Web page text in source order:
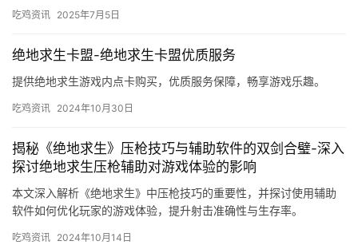
吃鸡资讯 2025年7月5日
绝地求生卡盟-绝地求生卡盟优质服务
提供绝地求生游戏内点卡购买，优质服务保障，畅享游戏乐趣。
吃鸡资讯 2024年10月30日
揭秘《绝地求生》压枪技巧与辅助软件的双剑合璧-深入
探讨绝地求生压枪辅助对游戏体验的影响
本文深入解析《绝地求生》中压枪技巧的重要性，并探讨使用辅助
软件如何优化玩家的游戏体验，提升射击准确性与生存率。
吃鸡资讯 2024年10月14日